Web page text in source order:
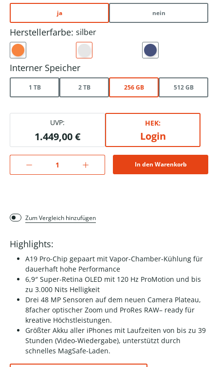
ja nein
Herstellerfarbe: silber
Interner Speicher
1 TB 2 TB 256 GB 512 GB
UVP:
1.449,00 €
HEK:
Login
In den Warenkorb
Zum Vergleich hinzufügen
Highlights:
A19 Pro-Chip gepaart mit Vapor-Chamber-Kühlung für
dauerhaft hohe Performance
6,9″ Super-Retina OLED mit 120 Hz ProMotion und bis
zu 3.000 Nits Helligkeit
Drei 48 MP Sensoren auf dem neuen Camera Plateau,
8facher optischer Zoom und ProRes RAW– ready für
kreative Höchstleistungen.
Größter Akku aller iPhones mit Laufzeiten von bis zu 39
Stunden (Video-Wiedergabe), unterstützt durch
schnelles MagSafe-Laden.